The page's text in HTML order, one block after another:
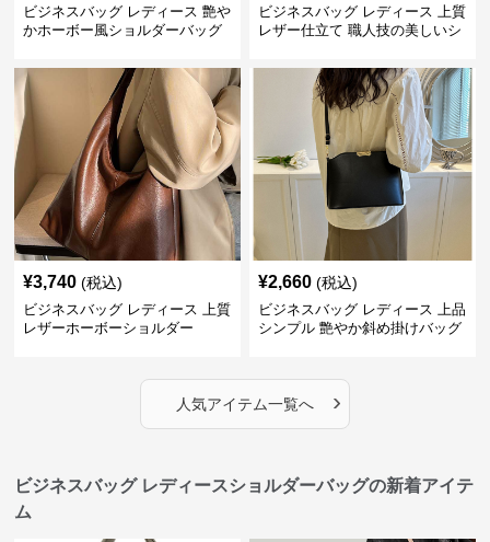
ビジネスバッグ レディース 艶や
かホーボー風ショルダーバッグ
ビジネスバッグ レディース 上質
レザー仕立て 職人技の美しいシ
¥3,740 (税込)
ビジネスバッグ レディース 上質
レザーホーボーショルダー
¥2,660 (税込)
ビジネスバッグ レディース 上品
シンプル 艶やか斜め掛けバッグ
人気アイテム一覧へ ›
ビジネスバッグ レディースショルダーバッグの新着アイテ
ム